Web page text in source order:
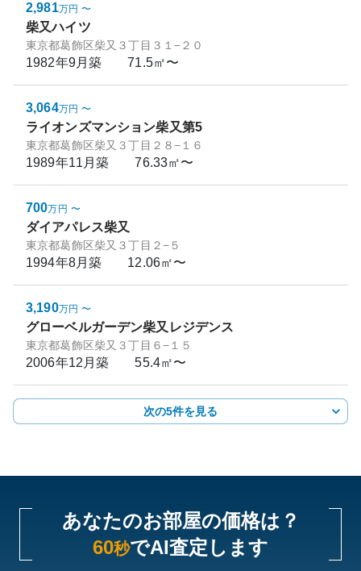
2,981万円 〜
柴又ハイツ
東京都葛飾区柴又３丁目３１−２０
1982年9月築 71.5㎡〜
3,064万円 〜
ライオンズマンション柴又第5
東京都葛飾区柴又３丁目２８−１６
1989年11月築 76.33㎡〜
700万円 〜
ダイアパレス柴又
東京都葛飾区柴又３丁目２−５
1994年8月築 12.06㎡〜
3,190万円 〜
グローベルガーデン柴又レジデンス
東京都葛飾区柴又３丁目６−１５
2006年12月築 55.4㎡〜
次の5件を見る
あなたのお部屋の価格は？
60秒でAI査定します